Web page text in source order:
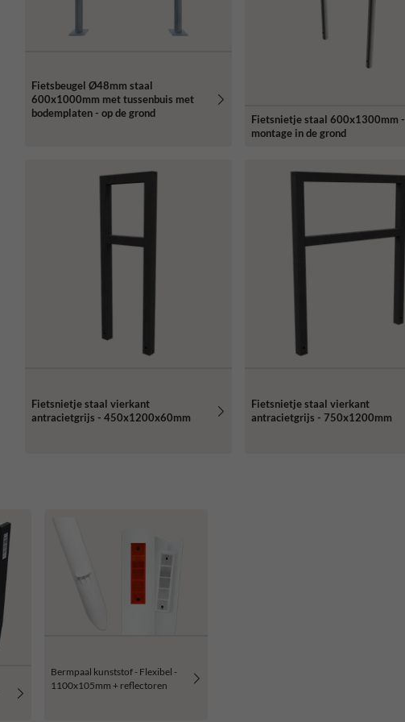
Fietsbeugel Ø48mm staal
600x1000mm met tussenbuis met
bodemplaten - op de grond
Fietsnietje staal 600x1300mm -
montage in de grond
Fietsnietje staal vierkant
antracietgrijs - 450x1200x60mm
Fietsnietje staal vierkant
antracietgrijs - 750x1200mm
Bermpaal kunststof - Flexibel -
1100x105mm + reflectoren